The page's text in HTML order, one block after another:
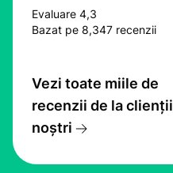
Evaluare 4,3
Bazat pe 8,347 recenzii
Vezi toate miile de
recenzii de la clienții
noștri